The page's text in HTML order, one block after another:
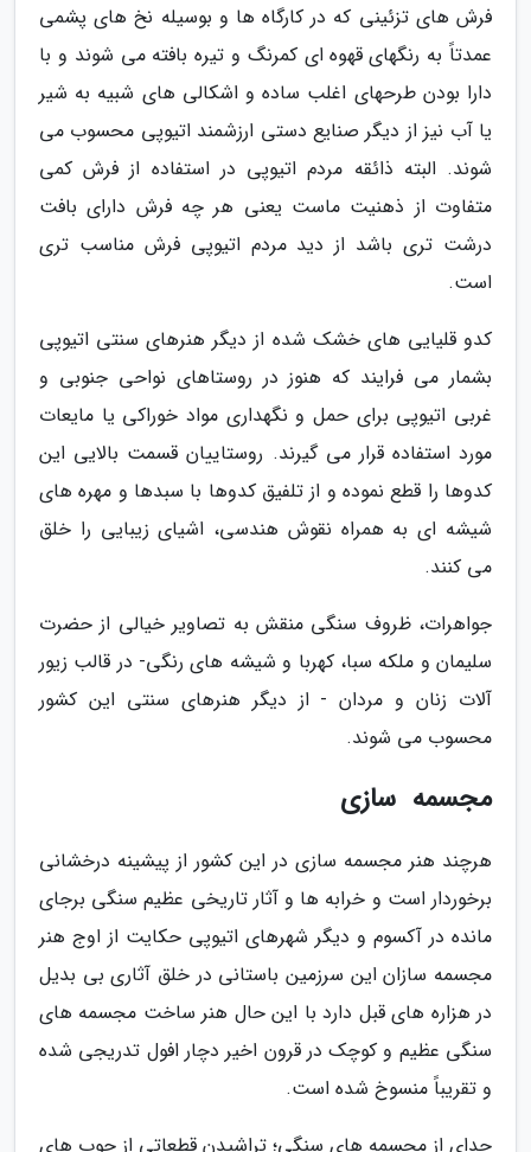
فرش های تزئینی که در کارگاه ها و بوسیله نخ های پشمی
عمدتاً به رنگهای قهوه ای کمرنگ و تیره بافته می شوند و با
دارا بودن طرحهای اغلب ساده و اشکالی های شبیه به شیر
یا آب نیز از دیگر صنایع دستی ارزشمند اتیوپی محسوب می
شوند. البته ذائقه مردم اتیوپی در استفاده از فرش کمی
متفاوت از ذهنیت ماست یعنی هر چه فرش دارای بافت
درشت تری باشد از دید مردم اتیوپی فرش مناسب تری
است.
کدو قلیایی های خشک شده از دیگر هنرهای سنتی اتیوپی
بشمار می فرایند که هنوز در روستاهای نواحی جنوبی و
غربی اتیوپی برای حمل و نگهداری مواد خوراکی یا مایعات
مورد استفاده قرار می گیرند. روستاییان قسمت بالایی این
کدوها را قطع نموده و از تلفیق کدوها با سبدها و مهره های
شیشه ای به همراه نقوش هندسی، اشیای زیبایی را خلق
می کنند.
جواهرات، ظروف سنگی منقش به تصاویر خیالی از حضرت
سلیمان و ملکه سبا، کهربا و شیشه های رنگی- در قالب زیور
آلات زنان و مردان - از دیگر هنرهای سنتی این کشور
محسوب می شوند.
مجسمه ‬ سازی
هرچند هنر مجسمه سازی در این کشور از پیشینه درخشانی
برخوردار است و خرابه ها و آثار تاریخی عظیم سنگی برجای
مانده در آکسوم و دیگر شهرهای اتیوپی حکایت از اوج هنر
مجسمه سازان این سرزمین باستانی در خلق آثاری بی بدیل
در هزاره های قبل دارد با این حال هنر ساخت مجسمه های
سنگی عظیم و کوچک در قرون اخیر دچار افول تدریجی شده
و تقریباً منسوخ شده است.
جدای از مجسمه های سنگی؛ تراشیدن قطعاتی از چوب های